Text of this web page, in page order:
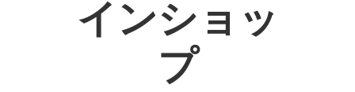
インショッ
プ